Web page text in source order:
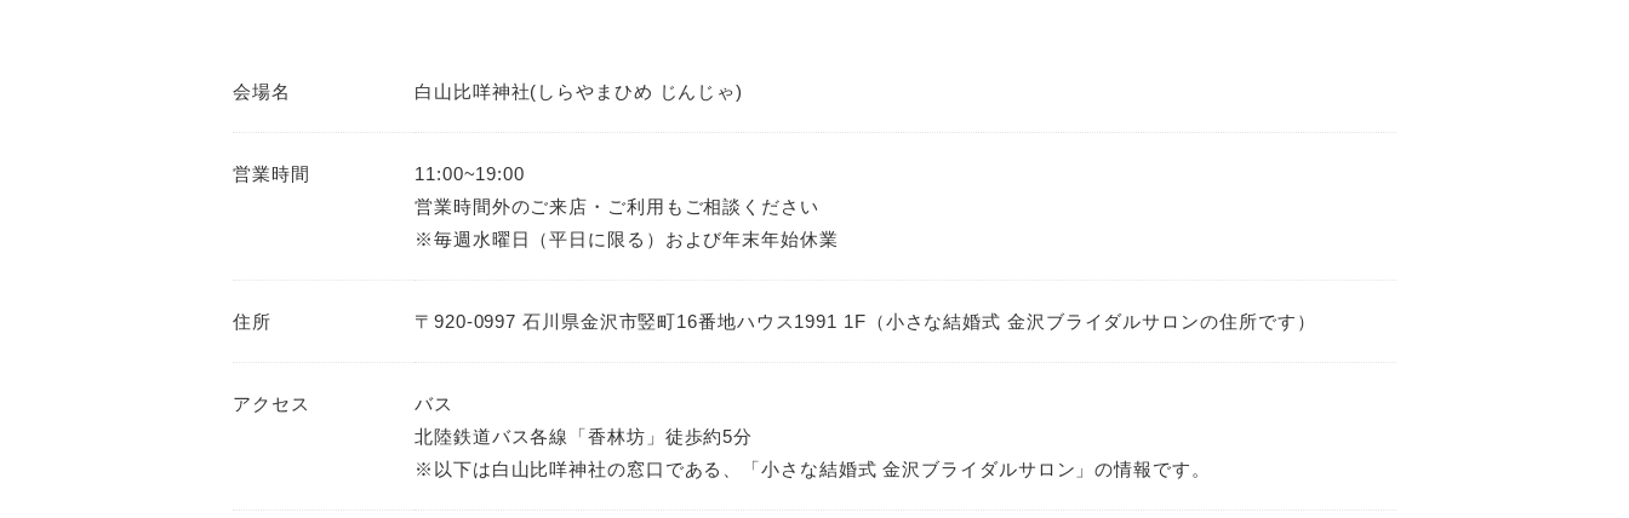
会場名 白山比咩神社(しらやまひめ じんじゃ)
営業時間
11:00~19:00
営業時間外のご来店・ご利用もご相談ください
※毎週水曜日（平日に限る）および年末年始休業
住所 〒920-0997 石川県金沢市竪町16番地ハウス1991 1F（小さな結婚式 金沢ブライダルサロンの住所です）
アクセス
バス
北陸鉄道バス各線「香林坊」徒歩約5分
※以下は白山比咩神社の窓口である、「小さな結婚式 金沢ブライダルサロン」の情報です。